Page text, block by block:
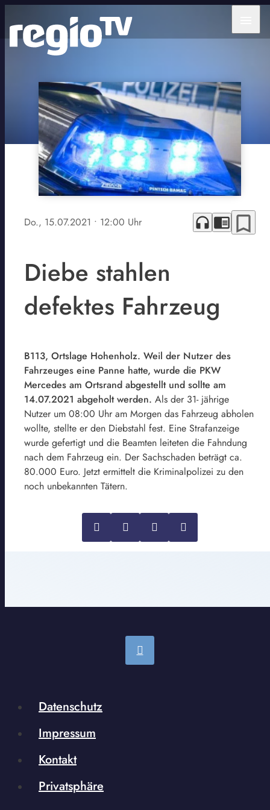
Do., 15.07.2021 • 12:00 Uhr headphones chrome_reader_mode bookmark_border
Diebe stahlen
defektes Fahrzeug
B113, Ortslage Hohenholz. Weil der Nutzer des
Fahrzeuges eine Panne hatte, wurde die PKW
Mercedes am Ortsrand abgestellt und sollte am
14.07.2021 abgeholt werden. Als der 31- jährige
Nutzer um 08:00 Uhr am Morgen das Fahrzeug abholen
wollte, stellte er den Diebstahl fest. Eine Strafanzeige
wurde gefertigt und die Beamten leiteten die Fahndung
nach dem Fahrzeug ein. Der Sachschaden beträgt ca.
80.000 Euro. Jetzt ermittelt die Kriminalpolizei zu den
noch unbekannten Tätern.
Datenschutz
Impressum
Kontakt
Privatsphäre